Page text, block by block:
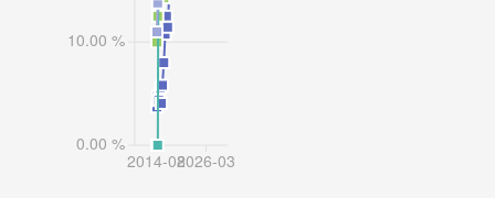
les plus
progressions
0.00 %
10.00 %
2014-082026-03